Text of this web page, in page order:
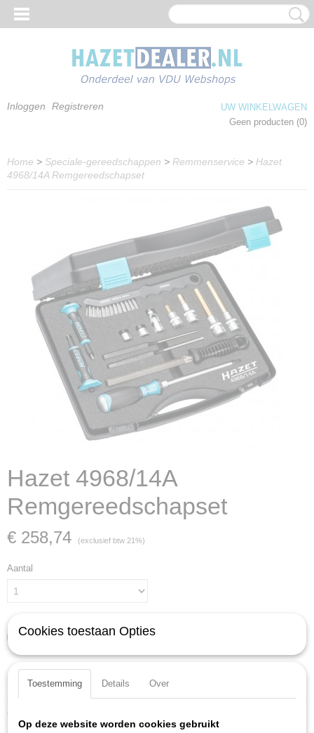
Inloggen Registreren
UW WINKELWAGEN
Geen producten (0)
Home > Speciale-gereedschappen > Remmenservice > Hazet
4968/14A Remgereedschapset
Hazet 4968/14A
Remgereedschapset
€ 258,74 (exclusief btw 21%)
Aantal
IN WINKELWAGEN
Specificaties
4968/14A
Cookies toestaan Opties
Toestemming Details Over
Op deze website worden cookies gebruikt